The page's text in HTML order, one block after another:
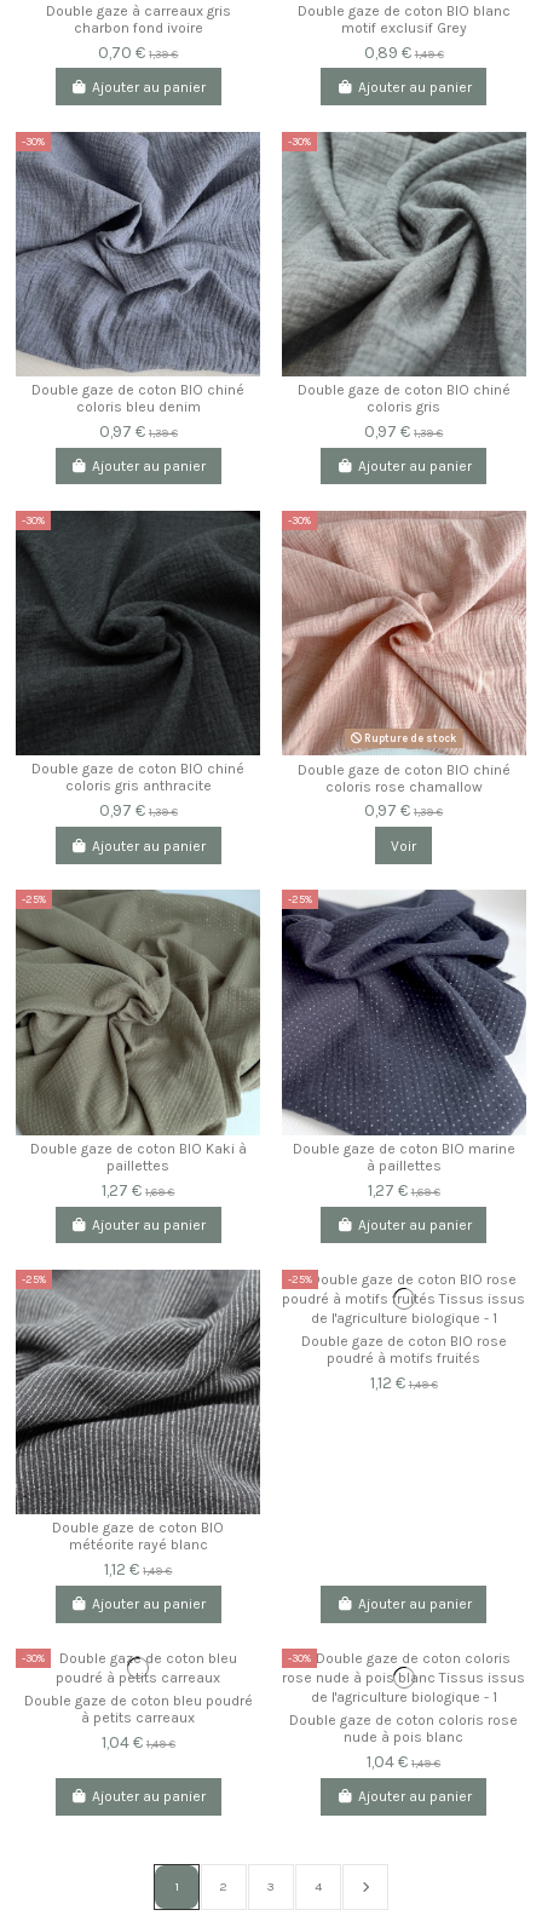
Double gaze à carreaux gris
charbon fond ivoire
0,70 €1,39 €
Ajouter au panier
Double gaze de coton BIO blanc
motif exclusif Grey
0,89 €1,49 €
Ajouter au panier
-30%
Double gaze de coton BIO chiné
coloris bleu denim
0,97 € 1,39 €
Ajouter au panier
-30%
Double gaze de coton BIO chiné
coloris gris
0,97 €1,39 €
Ajouter au panier
-30%
Double gaze de coton BIO chiné
coloris gris anthracite
0,97 € 1,39 €
Ajouter au panier
-30%
Rupture de stock
Double gaze de coton BIO chiné
coloris rose chamallow
0,97 €1,39 €
Voir
-25%
Double gaze de coton BIO Kaki à
paillettes
1,27 €1,69 €
Ajouter au panier
-25%
Double gaze de coton BIO marine
à paillettes
1,27 €1,69 €
Ajouter au panier
-25%
Double gaze de coton BIO
météorite rayé blanc
1,12 €1,49 €
Ajouter au panier
-25%
Double gaze de coton BIO rose
poudré à motifs fruités
1,12 €1,49 €
Ajouter au panier
-30%
Double gaze de coton bleu poudré
à petits carreaux
1,04 € 1,49 €
Ajouter au panier
-30%
Double gaze de coton coloris rose
nude à pois blanc
1,04 €1,49 €
Ajouter au panier
1 2 3 4